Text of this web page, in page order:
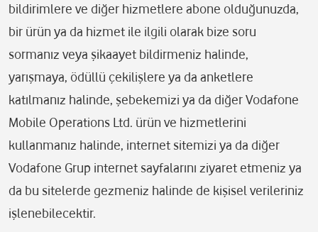
bildirimlere ve diğer hizmetlere abone olduğunuzda,
bir ürün ya da hizmet ile ilgili olarak bize soru
sormanız veya şikaayet bildirmeniz halinde,
yarışmaya, ödüllü çekilişlere ya da anketlere
katılmanız halinde, şebekemizi ya da diğer Vodafone
Mobile Operations Ltd. ürün ve hizmetlerini
kullanmanız halinde, internet sitemizi ya da diğer
Vodafone Grup internet sayfalarını ziyaret etmeniz ya
da bu sitelerde gezmeniz halinde de kişisel verileriniz
işlenebilecektir.